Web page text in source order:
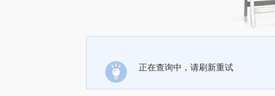
正在查询中，请刷新重试